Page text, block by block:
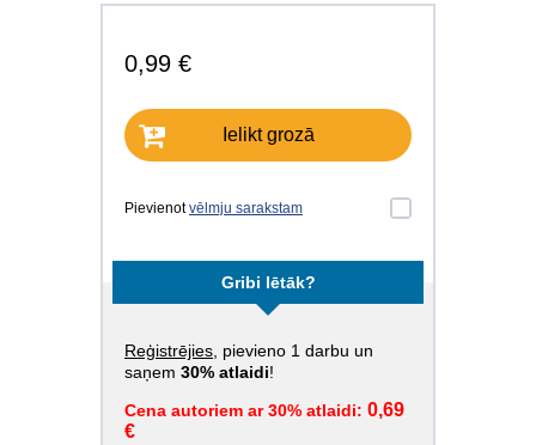
0,99 €
Ielikt grozā
Pievienotvēlmju sarakstam
Gribi lētāk?
Reģistrējies , pievieno 1 darbu un
saņem 30% atlaidi!
Cena autoriem ar 30% atlaidi: 0,69
€